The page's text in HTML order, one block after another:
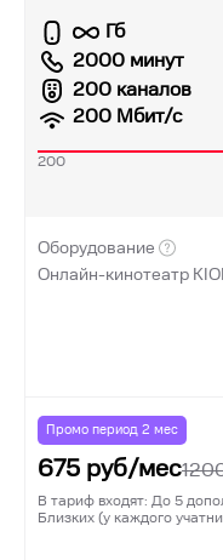
Гб
2000 минут
200 каналов
200 Мбит/с
200
Оборудование
Онлайн-кинотеатр
Промо период 2 мес
675 руб/мес
В тариф входят: До 5
Близких (у каждого